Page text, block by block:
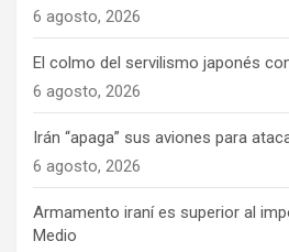
6 agosto, 2026
El colmo del servilismo japonés
6 agosto, 2026
Irán “apaga” sus aviones para
6 agosto, 2026
Armamento iraní es superior al
Medio